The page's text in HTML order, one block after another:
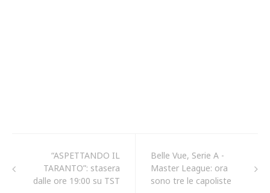
“ASPETTANDO IL
TARANTO”: stasera
dalle ore 19:00 su TST
Belle Vue, Serie A -
Master League: ora
sono tre le capoliste